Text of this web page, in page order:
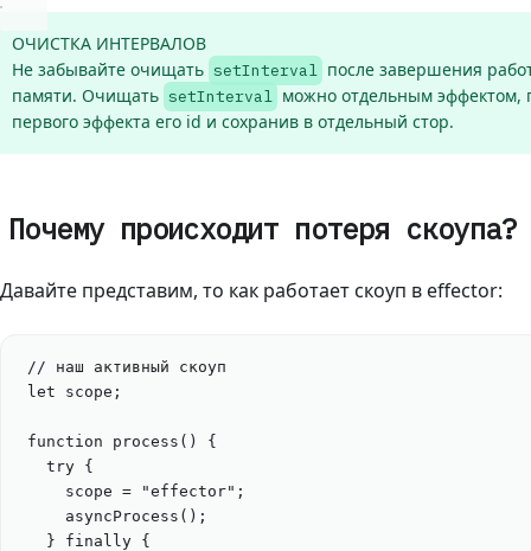
ОЧИСТКА ИНТЕРВАЛОВ
Не забывайте очищать setInterval после завершения
памяти. Очищать setInterval можно отдельным эффектом,
первого эффекта его id и сохранив в отдельный стор.
Почему происходит потеря скоупа?
Давайте представим, то как работает скоуп в effector:
// наш активный скоуп
let
scope ;
function process () {
try {
scope = "effector" ;
asyncProcess ();
} finally {